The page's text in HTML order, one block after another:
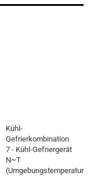
Kühl-
Gefrierkombination
7 - Kühl-Gefriergerät
N~T
(Umgebungstemperatur